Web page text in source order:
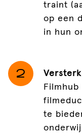
traint
op een
in hun
te